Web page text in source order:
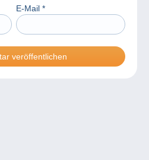
E-Mail *